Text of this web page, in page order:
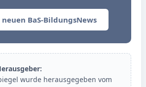
BaS-BildungsNews
wurde herausgegeben vom